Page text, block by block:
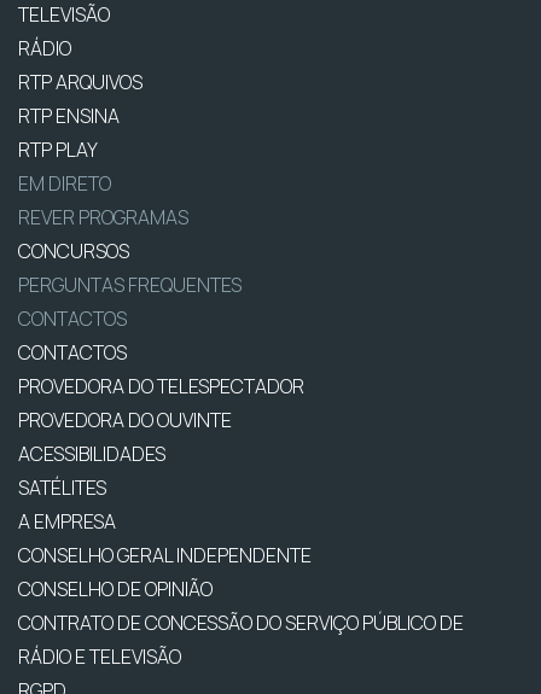
TELEVISÃO
RÁDIO
RTP ARQUIVOS
RTP ENSINA
RTP PLAY
EM DIRETO
REVER PROGRAMAS
CONCURSOS
PERGUNTAS FREQUENTES
CONTACTOS
CONTACTOS
PROVEDORA DO TELESPECTADOR
PROVEDORA DO OUVINTE
ACESSIBILIDADES
SATÉLITES
A EMPRESA
CONSELHO GERAL INDEPENDENTE
CONSELHO DE OPINIÃO
CONTRATO DE CONCESSÃO DO SERVIÇO PÚBLICO DE
RÁDIO E TELEVISÃO